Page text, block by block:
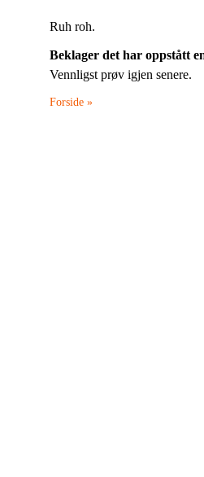
Ruh roh.
Beklager det har oppstått
Vennligst prøv igjen senere.
Forside »